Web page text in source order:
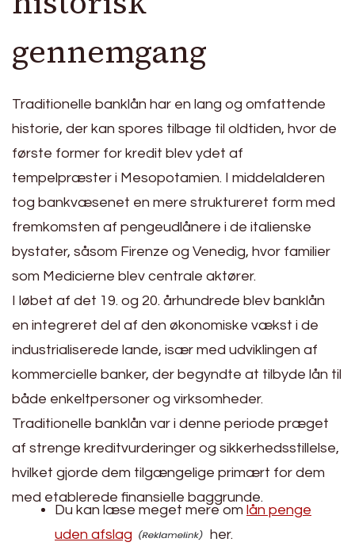
gennemgang
Traditionelle banklån har en lang og omfattende
historie, der kan spores tilbage til oldtiden, hvor de
første former for kredit blev ydet af
tempelpræster i Mesopotamien. I middelalderen
tog bankvæsenet en mere struktureret form med
fremkomsten af pengeudlånere i de italienske
bystater, såsom Firenze og Venedig, hvor familier
som Medicierne blev centrale aktører.
I løbet af det 19. og 20. århundrede blev banklån
en integreret del af den økonomiske vækst i de
industrialiserede lande, især med udviklingen af
kommercielle banker, der begyndte at tilbyde lån til
både enkeltpersoner og virksomheder.
Traditionelle banklån var i denne periode præget
af strenge kreditvurderinger og sikkerhedsstillelse,
hvilket gjorde dem tilgængelige primært for dem
med etablerede finansielle baggrunde.
Du kan læse meget mere om lån penge
uden afslag
her.